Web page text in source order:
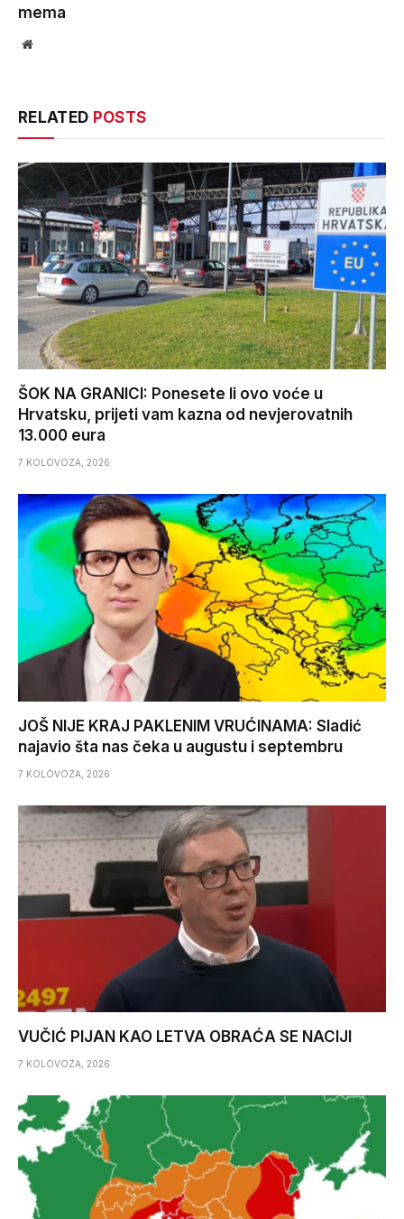
mema
Website
RELATED POSTS
ŠOK NA GRANICI: Ponesete li ovo voće u
Hrvatsku, prijeti vam kazna od nevjerovatnih
13.000 eura
7 KOLOVOZA, 2026
JOŠ NIJE KRAJ PAKLENIM VRUĆINAMA: Sladić
najavio šta nas čeka u augustu i septembru
7 KOLOVOZA, 2026
VUČIĆ PIJAN KAO LETVA OBRAĆA SE NACIJI
7 KOLOVOZA, 2026